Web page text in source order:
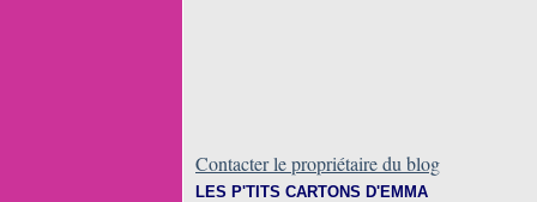
Contacter le propriétaire du blog
LES P'TITS CARTONS D'EMMA